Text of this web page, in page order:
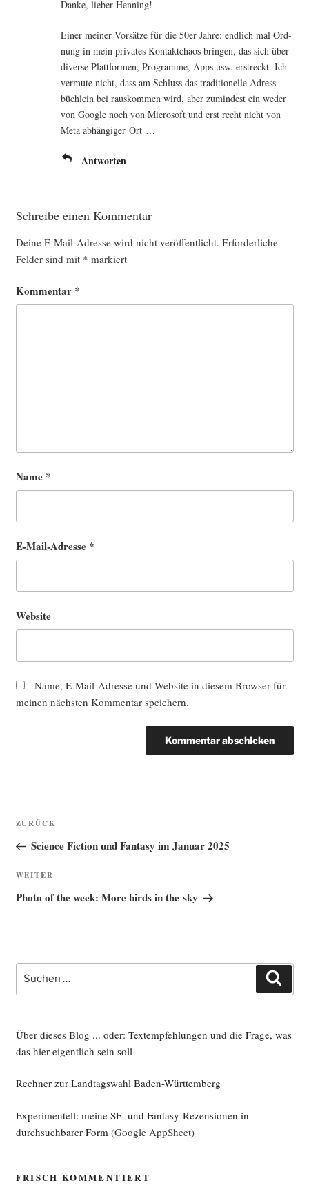
Dan­ke, lie­ber Henning!
Einer mei­ner Vor­sät­ze für die 50er Jah­re: end­lich mal Ord­
nung in mein pri­va­tes Kon­takt­cha­os brin­gen, das sich über
diver­se Platt­for­men, Pro­gram­me, Apps usw. erstreckt. Ich
ver­mu­te nicht, dass am Schluss das tra­di­tio­nel­le Adress­
büch­lein bei raus­kom­men wird, aber zumin­dest ein weder
von Goog­le noch von Micro­soft und erst recht nicht von
Meta abhän­gi­ger Ort …
Antworten
Schreibe einen Kommentar
Deine E-Mail-Adresse wird nicht veröffentlicht. Erforderliche
Felder sind mit * markiert
Kommentar *
Name *
E-Mail-Adresse *
Website
Name, E-Mail-Adresse und Website in diesem Browser für
meinen nächsten Kommentar speichern.
Beitragsnavigation
Vorheriger
Beitrag
ZURÜCK
Science Fiction und Fantasy im Januar 2025
Nächster
Beitrag
WEITER
Photo of the week: More birds in the sky
Suche
nach:
Über dieses Blog ... oder: Textempfehlungen und die Frage, was
das hier eigentlich sein soll
Rechner zur Landtagswahl Baden-Württemberg
Experimentell: meine SF- und Fantasy-Rezensionen in
durchsuchbarer Form (Google AppSheet)
FRISCH KOMMENTIERT